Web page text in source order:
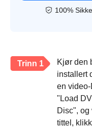
100%
Trinn 1
Kjør den
installert
en
"Load
Disc", og
tittel,